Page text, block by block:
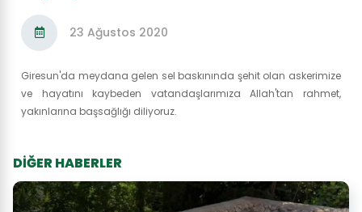
23 Ağustos 2020
Giresun'da meydana gelen sel baskınında şehit olan askerimize
ve hayatını kaybeden vatandaşlarımıza Allah'tan rahmet,
yakınlarına başsağlığı diliyoruz.
DİĞER HABERLER